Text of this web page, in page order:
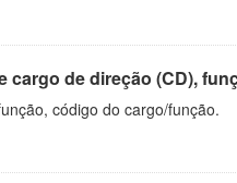
cargo de direção (CD),
código do cargo/função.